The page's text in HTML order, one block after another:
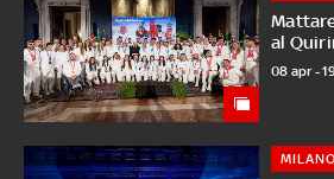
al
08 apr -